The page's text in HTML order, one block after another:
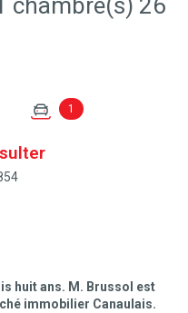
1
huit ans. M. Brussol est
immobilier Canaulais.